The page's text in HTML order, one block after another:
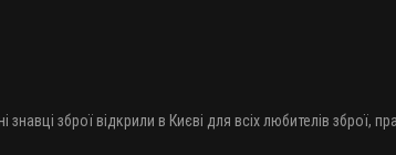
зброї відкрили в Києві для всіх любителів зброї,